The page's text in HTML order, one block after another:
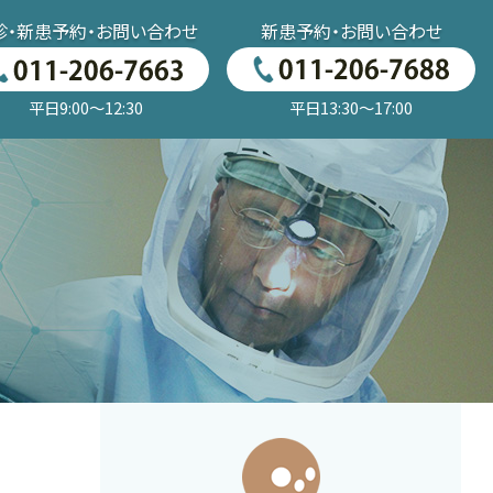
新患予約・お問い合わせ
平日9:00～12:30
新患予約・お問い合わせ
平日13:30～17:00